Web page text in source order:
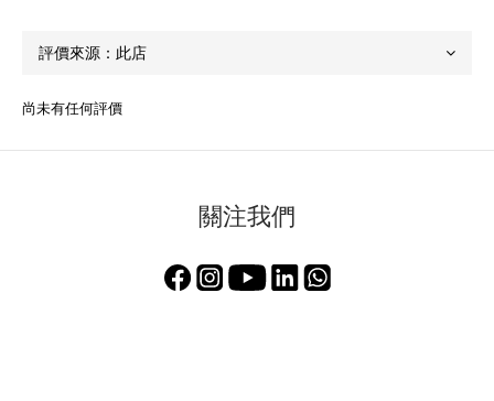
尚未有任何評價
關注我們